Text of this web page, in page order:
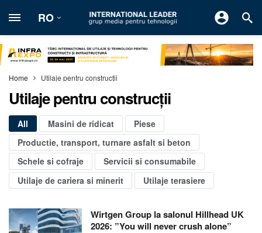
RO
Home Utilaje pentru construcţii
Utilaje pentru construcţii
All Masini de ridicat
Piese
Productie, transport, turnare asfalt si beton
Schele si cofraje
Servicii si consumabile
Utilaje de cariera si minerit
Utilaje terasiere
Wirtgen Group la salonul Hillhead UK
2026: ”You will never crush alone”